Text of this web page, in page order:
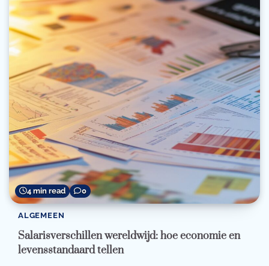
4 min read 0
ALGEMEEN
Salarisverschillen wereldwijd: hoe economie en
levensstandaard tellen